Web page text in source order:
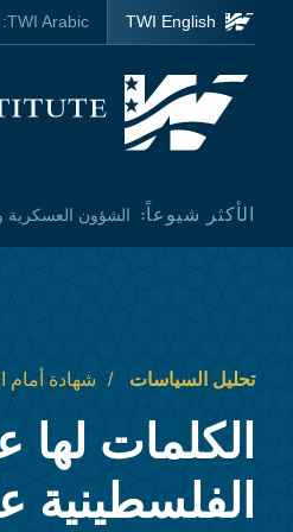
Skip to main content
Homepage
الأكثر شيوعاً: الشؤون العسكرية
TWI English
TWI Arabic:
تحليل السياسات شهادة أمام
الكلمات
الفلسطينية